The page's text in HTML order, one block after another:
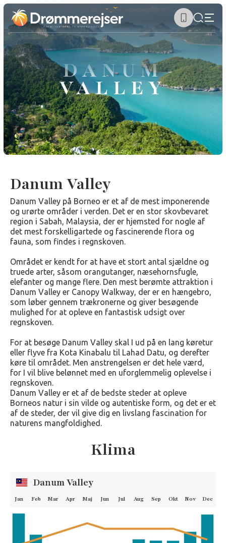
DANUM
VALLEY
Danum Valley
Danum Valley på Borneo er et af de mest imponerende
og urørte områder i verden. Det er en stor skovbevaret
region i Sabah, Malaysia, der er hjemsted for nogle af
det mest forskelligartede og fascinerende flora og
fauna, som findes i regnskoven.
Området er kendt for at have et stort antal sjældne og
truede arter, såsom orangutanger, næsehornsfugle,
elefanter og mange flere. Den mest berømte attraktion i
Danum Valley er Canopy Walkway, der er en hængebro,
som løber gennem trækronerne og giver besøgende
mulighed for at opleve en fantastisk udsigt over
regnskoven.
For at besøge Danum Valley skal I ud på en lang køretur
eller flyve fra Kota Kinabalu til Lahad Datu, og derefter
køre til området. Men anstrengelsen er det hele værd,
for I vil blive belønnet med en uforglemmelig oplevelse i
regnskoven.
Danum Valley er et af de bedste steder at opleve
Borneos natur i sin vilde og autentiske form, og det er et
af de steder, der vil give dig en livslang fascination for
naturens mangfoldighed.
Klima
Danum Valley
Jan Feb Mar Apr Maj Jun Jul Aug Sep Okt Nov Dec